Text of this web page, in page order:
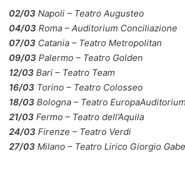
02/03 Napoli – Teatro Augusteo
04/03 Roma – Auditorium Conciliazione
07/03 Catania – Teatro Metropolitan
09/03 Palermo – Teatro Golden
12/03 Bari – Teatro Team
16/03 Torino – Teatro Colosseo
18/03 Bologna – Teatro EuropaAuditorium
21/03 Fermo – Teatro dell’Aquila
24/03 Firenze – Teatro Verdi
27/03 Milano – Teatro Lirico Giorgio